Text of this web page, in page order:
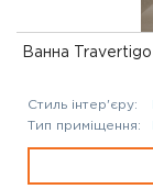
Ванна Travertigo
Стиль інтер'єру:
Тип приміщення: